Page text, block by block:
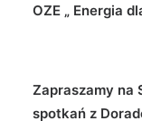
OZE „ Energia
Zapraszamy na
spotkań z